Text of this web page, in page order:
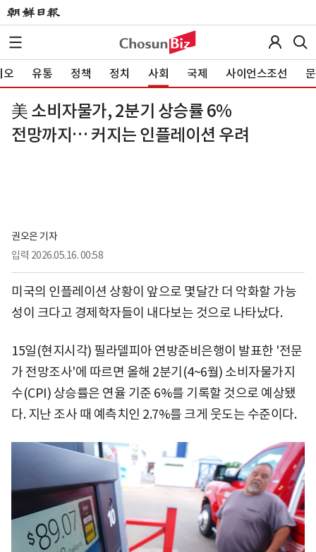
오 유통 정책 정치 사회 국제 사이언스조선
美 소비자물가, 2분기 상승률 6%
전망까지… 커지는 인플레이션 우려
권오은 기자
입력 2026.05.16. 00:58
미국의 인플레이션 상황이 앞으로 몇달간 더 악화할 가능
성이 크다고 경제학자들이 내다보는 것으로 나타났다.
15일(현지시각) 필라델피아 연방준비은행이 발표한 '전문
가 전망조사'에 따르면 올해 2분기(4~6월) 소비자물가지
수(CPI) 상승률은 연율 기준 6%를 기록할 것으로 예상됐
다. 지난 조사 때 예측치인 2.7%를 크게 웃도는 수준이다.